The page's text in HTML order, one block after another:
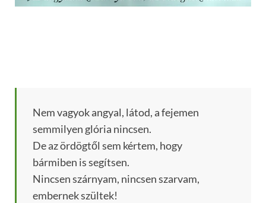
Nem vagyok angyal, látod, a fejemen
semmilyen glória nincsen.
De az ördögtől sem kértem, hogy
bármiben is segítsen.
Nincsen szárnyam, nincsen szarvam,
embernek szültek!